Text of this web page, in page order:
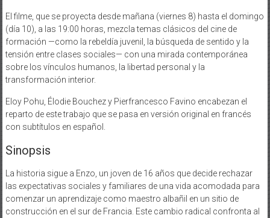
El filme, que se proyecta desde mañana (viernes 8) hasta el domingo
(día 10), a las 19:00 horas, mezcla temas clásicos del cine de
formación —como la rebeldía juvenil, la búsqueda de sentido y la
tensión entre clases sociales— con una mirada contemporánea
sobre los vínculos humanos, la libertad personal y la
transformación interior.
Eloy Pohu, Élodie Bouchez y Pierfrancesco Favino encabezan el
reparto de este trabajo que se pasa en versión original en francés
con subtítulos en español.
Sinopsis
La historia sigue a Enzo, un joven de 16 años que decide rechazar
las expectativas sociales y familiares de una vida acomodada para
comenzar un aprendizaje como maestro albañil en un sitio de
construcción en el sur de Francia. Este cambio radical confronta al